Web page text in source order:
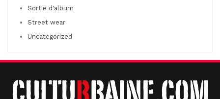
Sortie d'album
Street wear
Uncategorized